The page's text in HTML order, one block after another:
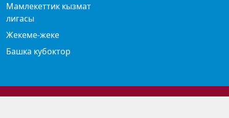
Мамлекеттик кызмат
лигасы
Жекеме-жеке
Башка кубоктор